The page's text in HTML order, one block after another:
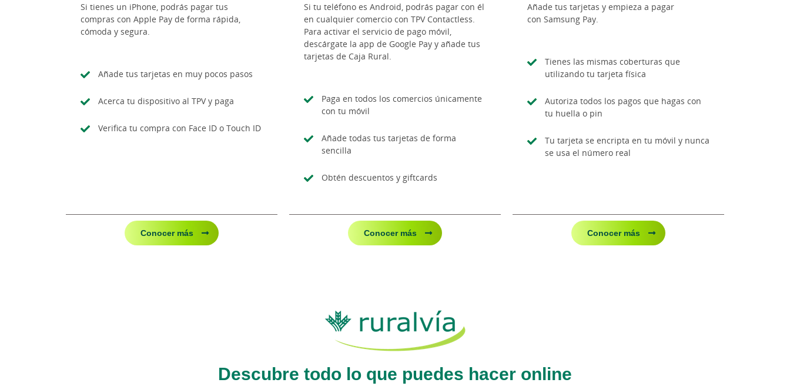
Si tienes un iPhone, podrás pagar tus
compras con Apple Pay de forma rápida,
cómoda y segura.
Añade tus tarjetas en muy pocos pasos
Acerca tu dispositivo al TPV y paga
Verifica tu compra con Face ID o Touch ID
Conocer más
Si tu teléfono es Android, podrás pagar con él
en cualquier comercio con TPV Contactless.
Para activar el servicio de pago móvil,
descárgate la app de Google Pay y añade tus
tarjetas de Caja Rural.
Paga en todos los comercios únicamente
con tu móvil
Añade todas tus tarjetas de forma
sencilla
Obtén descuentos y giftcards
Conocer más
Añade tus tarjetas y empieza a pagar
con Samsung Pay.
Tienes las mismas coberturas que
utilizando tu tarjeta física
Autoriza todos los pagos que hagas con
tu huella o pin
Tu tarjeta se encripta en tu móvil y nunca
se usa el número real
Conocer más
Descubre todo lo que puedes hacer online